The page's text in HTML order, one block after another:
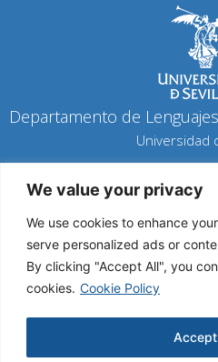
We value your privacy
We use cookies to enhance
serve personalized ads or
By clicking "Accept All", you
cookies. Cookie Policy
Departamento de
Universidad
Política de cookies
Copyright 2026 © Todos
Diseño y desarrollo